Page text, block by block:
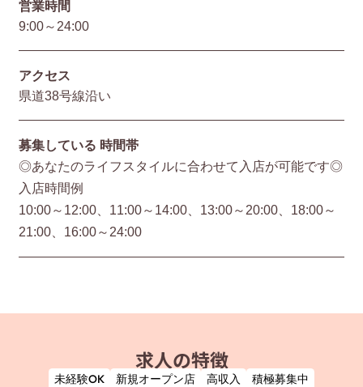
営業時間
9:00～24:00
アクセス
県道38号線沿い
募集している 時間帯
◎あなたのライフスタイルに合わせて入店が可能です◎
入店時間例
10:00～12:00、11:00～14:00、13:00～20:00、18:00～
21:00、16:00～24:00
求人の特徴
未経験OK 新規オープン店 高収入
積極募集中